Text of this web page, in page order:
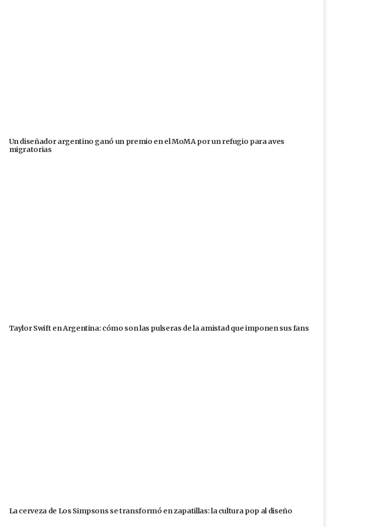
Un diseñador argentino ganó un premio en el MoMA por un refugio para aves
migratorias
Taylor Swift en Argentina: cómo son las pulseras de la amistad que imponen sus fans
La cerveza de Los Simpsons se transformó en zapatillas: la cultura pop al diseño